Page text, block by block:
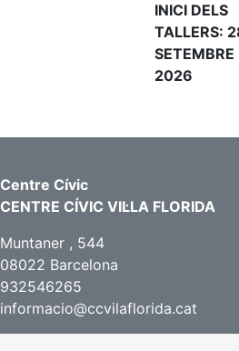
INICI DELS
TALLERS:
SETEMBRE
2026
Centre Cívic
CENTRE CÍVIC VIL·LA FLORIDA
Muntaner , 544
08022 Barcelona
932546265
informacio@ccvilaflorida.cat